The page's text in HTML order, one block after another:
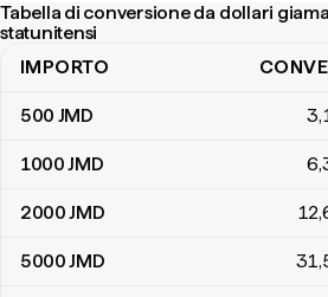
Tabella di conversione da dollari
statunitensi
Tabella di conversione da dollari
IMPORTO
500 JMD 3
1000JMD 6
2000JMD 12
5000JMD 31